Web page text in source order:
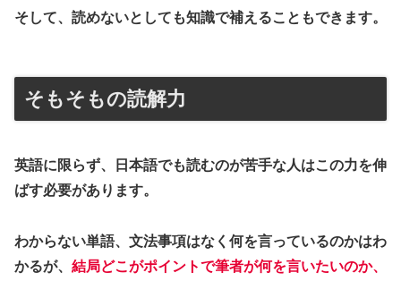
そして、読めないとしても知識で補えることもできます。
そもそもの読解力
英語に限らず、日本語でも読むのが苦手な人はこの力を伸
ばす必要があります。
わからない単語、文法事項はなく何を言っているのかはわ
かるが、 結局どこがポイントで筆者が何を言いたいのか、